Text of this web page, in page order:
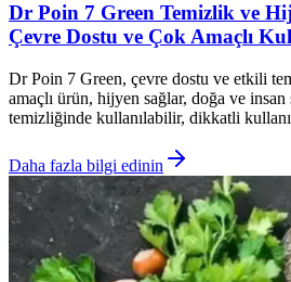
Dr Poin 7 Green Temizlik ve
Çevre Dostu ve Çok Amaçlı
Dr Poin 7 Green, çevre dostu ve etkili
amaçlı ürün, hijyen sağlar, doğa ve insan
temizliğinde kullanılabilir, dikkatli
Daha fazla bilgi edinin